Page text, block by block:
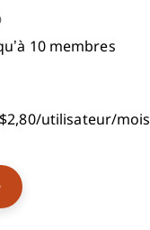
10 membres
utilisateur/mois